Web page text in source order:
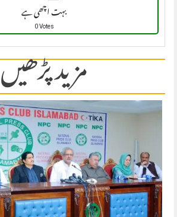
بہت اچھی ہے
0 Votes
مزید پڑھیں